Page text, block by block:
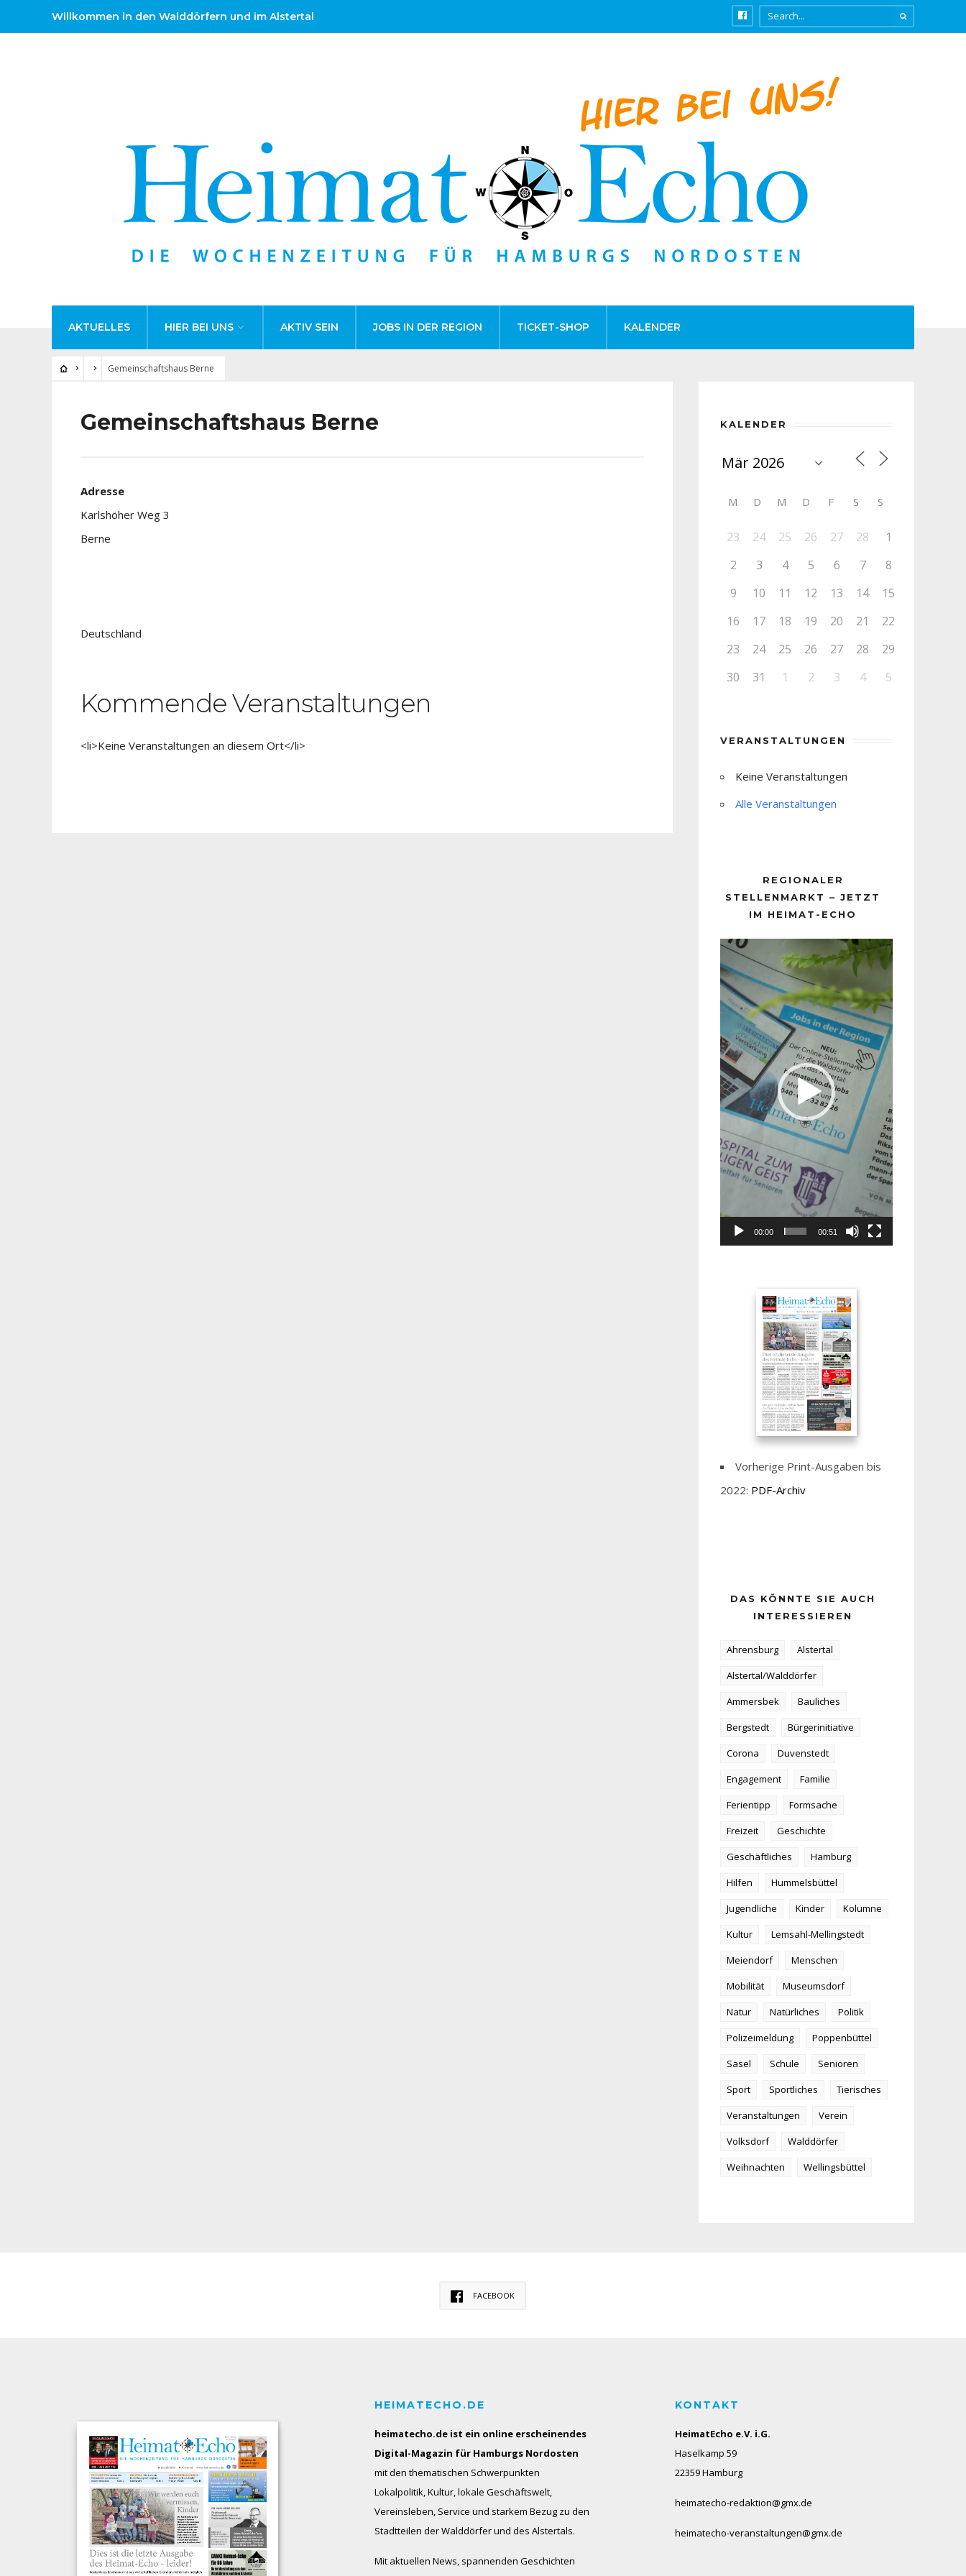
Willkommen in den Walddörfern und im Alstertal
AKTUELLES HIER BEI UNS AKTIV SEIN JOBS IN DER REGION TICKET-SHOP KALENDER
Gemeinschaftshaus Berne
Gemeinschaftshaus Berne
Adresse
Karlshöher Weg 3
Berne
Deutschland
Kommende Veranstaltungen
<li>Keine Veranstaltungen an diesem Ort</li>
KALENDER
M D M D F S S
23 24 25 26 27 28
1
2
3 4 5 6 7
8
9
10 11 12 13 14
15
16
17 18 19 20 21
22
23
24 25 26 27 28
29
30
31 1 2 3 4 5
VERANSTALTUNGEN
Keine Veranstaltungen
Alle Veranstaltungen
REGIONALER
STELLENMARKT – JETZT
IM HEIMAT-ECHO
Player
00:00 00:51
Vorherige Print-Ausgaben bis
2022: PDF-Archiv
DAS KÖNNTE SIE AUCH
INTERESSIEREN
Ahrensburg
Alstertal
Alstertal/Walddörfer
Ammersbek
Bauliches
Bergstedt
Bürgerinitiative
Corona
Duvenstedt
Engagement
Familie
Ferientipp
Formsache
Freizeit
Geschichte
Geschäftliches
Hamburg
Hilfen
Hummelsbüttel
Jugendliche
Kinder
Kolumne
Kultur
Lemsahl-Mellingstedt
Meiendorf
Menschen
Mobilität
Museumsdorf
Natur
Natürliches
Politik
Polizeimeldung
Poppenbüttel
Sasel
Schule
Senioren
Sport
Sportliches
Tierisches
Veranstaltungen
Verein
Volksdorf
Walddörfer
Weihnachten
Wellingsbüttel
FACEBOOK
HEIMATECHO.DE
heimatecho.de ist ein online erscheinendes
Digital-Magazin für Hamburgs Nordosten
mit den thematischen Schwerpunkten
Lokalpolitik, Kultur, lokale Geschäftswelt,
Vereinsleben, Service und starkem Bezug zu den
Stadtteilen der Walddörfer und des Alstertals.
Mit aktuellen News, spannenden Geschichten
KONTAKT
HeimatEcho e.V. i.G.
Haselkamp 59
22359 Hamburg
heimatecho-redaktion@gmx.de
heimatecho-veranstaltungen@gmx.de